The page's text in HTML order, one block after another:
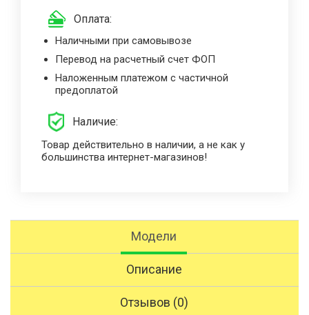
Оплата:
Наличными при самовывозе
Перевод на расчетный счет ФОП
Наложенным платежом с частичной
предоплатой
Наличие:
Товар действительно в наличии, а не как у
большинства интернет-магазинов!
Модели
Описание
Отзывов (0)